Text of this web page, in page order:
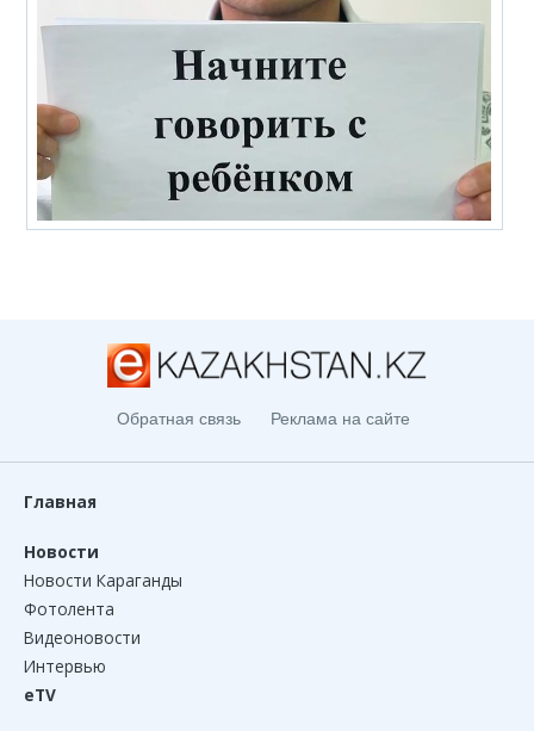
Обратная связь Реклама на сайте
Главная
Новости
Новости Караганды
Фотолента
Видеоновости
Интервью
eTV